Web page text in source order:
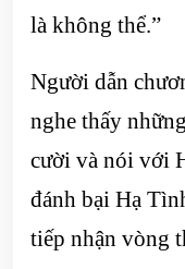
là không thể.”
Người dẫn
nghe thấy
cười và nói với
đánh bại Hạ
tiếp nhận vòng